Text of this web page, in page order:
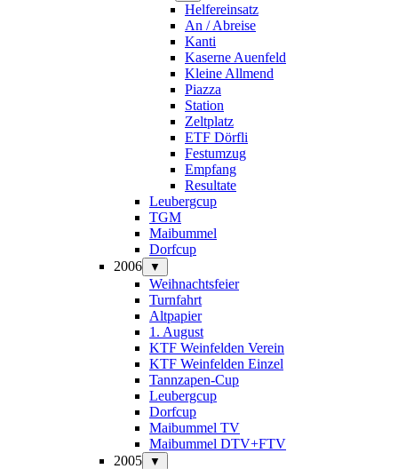
Helfereinsatz
An / Abreise
Kanti
Kaserne Auenfeld
Kleine Allmend
Piazza
Station
Zeltplatz
ETF Dörfli
Festumzug
Empfang
Resultate
Leubergcup
TGM
Maibummel
Dorfcup
2006
▼
Weihnachtsfeier
Turnfahrt
Altpapier
1. August
KTF Weinfelden Verein
KTF Weinfelden Einzel
Tannzapen-Cup
Leubergcup
Dorfcup
Maibummel TV
Maibummel DTV+FTV
2005
▼